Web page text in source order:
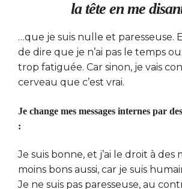
la tête en me
…que je suis nulle et paresseuse.
de dire que je n’ai pas le temps
trop fatiguée. Car sinon, je vais
cerveau que c’est vrai.
Je change mes messages internes par
:
Je suis bonne, et j’ai le droit à des
moins bons aussi, car je suis
Je ne suis pas paresseuse, au